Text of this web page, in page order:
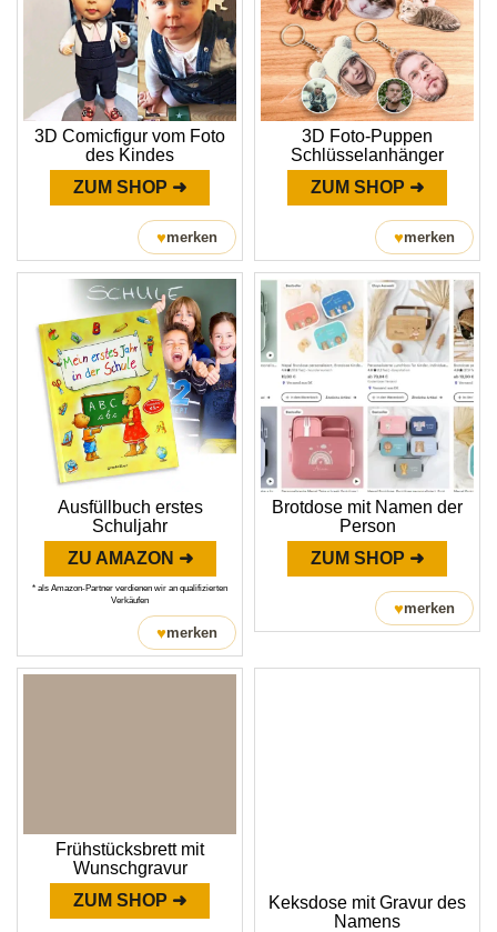
3D Comicfigur vom Foto
des Kindes
ZUM SHOP ➜
♥merken
3D Foto-Puppen
Schlüsselanhänger
ZUM SHOP ➜
♥merken
Ausfüllbuch erstes
Schuljahr
ZU AMAZON ➜
* als Amazon-Partner verdienen wir an qualifizierten
Verkäufen
♥merken
Brotdose mit Namen der
Person
ZUM SHOP ➜
♥merken
Frühstücksbrett mit
Wunschgravur
ZUM SHOP ➜
Keksdose mit Gravur des
Namens